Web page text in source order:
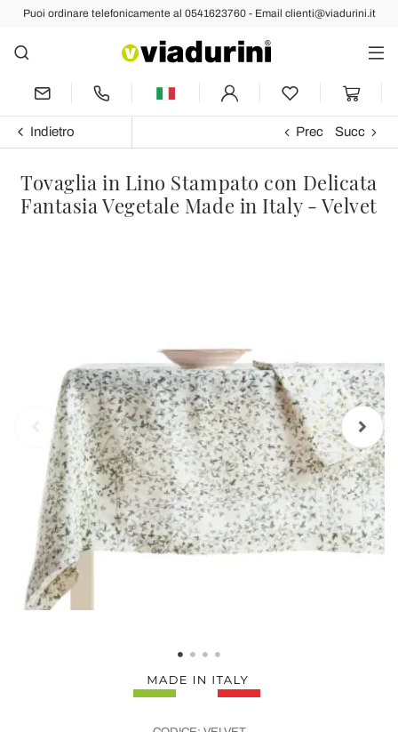
Puoi ordinare telefonicamente al 0541623760 - Email clienti@viadurini.it
Indietro Prec Succ
Tovaglia in Lino Stampato con Delicata
Fantasia Vegetale Made in Italy - Velvet